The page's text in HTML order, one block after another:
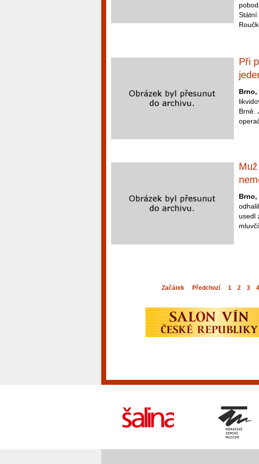
Státní
Při
Brno,
Brně.
Brno,
usedl
Začátek
Předchozí 1 2 3 4